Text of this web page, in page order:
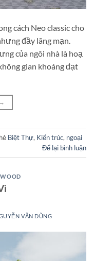
cách Neo classic cho
đầy lãng mạn.
của ngôi nhà là hoạ
gian khoáng đạt
→
Biệt Thự, Kiến trúc, ngoại
Để lại bình luận
,WOOD
VĂN DŨNG